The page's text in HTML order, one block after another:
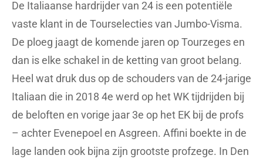
De Italiaanse hardrijder van 24 is een potentiële
vaste klant in de Tourselecties van Jumbo-Visma.
De ploeg jaagt de komende jaren op Tourzeges en
dan is elke schakel in de ketting van groot belang.
Heel wat druk dus op de schouders van de 24-jarige
Italiaan die in 2018 4e werd op het WK tijdrijden bij
de beloften en vorige jaar 3e op het EK bij de profs
– achter Evenepoel en Asgreen. Affini boekte in de
lage landen ook bijna zijn grootste profzege. In Den